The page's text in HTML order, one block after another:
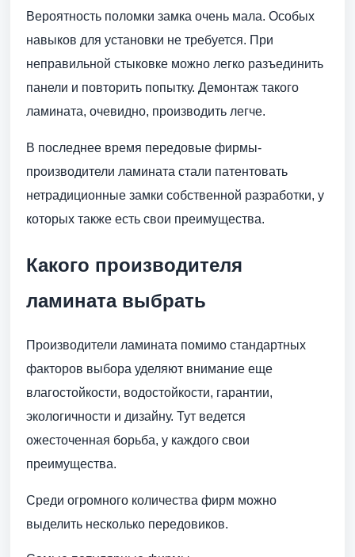
Вероятность поломки замка очень мала. Особых
навыков для установки не требуется. При
неправильной стыковке можно легко разъединить
панели и повторить попытку. Демонтаж такого
ламината, очевидно, производить легче.
В последнее время передовые фирмы-
производители ламината стали патентовать
нетрадиционные замки собственной разработки, у
которых также есть свои преимущества.
Какого производителя
ламината выбрать
Производители ламината помимо стандартных
факторов выбора уделяют внимание еще
влагостойкости, водостойкости, гарантии,
экологичности и дизайну. Тут ведется
ожесточенная борьба, у каждого свои
преимущества.
Среди огромного количества фирм можно
выделить несколько передовиков.